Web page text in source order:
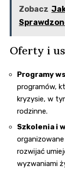
Zobacz
Oferty i
Programy
programów,
kryzysie, w
rodzinne.
Szkolenia i
rozwijać
wyzwaniami